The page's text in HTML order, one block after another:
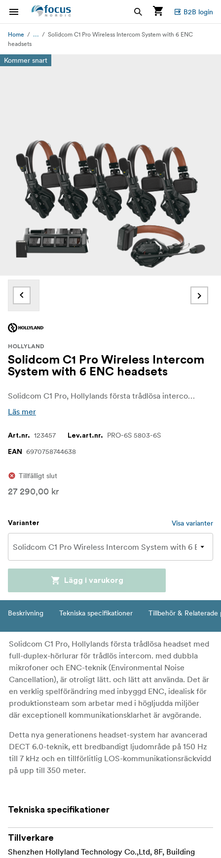
B2B login
Home ...
Solidcom C1 Pro Wireless Intercom System with 6 ENC
headsets
Kommer snart
HOLLYLAND
Solidcom C1 Pro Wireless Intercom
System with 6 ENC headsets
Solidcom C1 Pro, Hollylands första trådlösa intercom-headset med full-duplex och dubbla mikrofoner med ENC-teknik (Environmental Noise Cancellation), är otroligt lätt och lätt att använda, vilket är idealiskt för produktionsteam som arbetar i högljudda miljöer där det är viktigt med en exceptionell tydlighet i kommunikationen.
Läs mer
Art.nr. 123457 Lev.art.nr. PRO-6S 5803-6S
EAN 6970758744638
Tillfälligt slut
27 290,00 kr
Varianter Visa varianter
Lägg i varukorg
Beskrivning Tekniska specifikationer Tillbehör & Relaterade
Solidcom C1 Pro, Hollylands första trådlösa headset med
full-duplex-hörlurar för trådlös intercom. med dubbla
mikrofoner och ENC-teknik (Environmental Noise
Cancellation), är otroligt lätt. och lätt att använda. Det är
en verklig spelförändring med inbyggd ENC, idealisk för
produktionsteam som arbetar med i högljudda miljöer
där exceptionell kommunikationsklarhet är avgörande.
Detta nya generationens headset-system har avancerad
DECT 6.0-teknik, ett bredbandigt ljudområde på 150 Hz
till 7 kHz och en tillförlitlig LOS-kommunikationsräckvidd
på upp till 350 meter.
Dual-Mic ENC
PTT-funktion
150Hz-7kHz bredbandigt ljud
Tekniska specifikationer
Tillverkare
Shenzhen Hollyland Technology Co.,Ltd, 8F, Building